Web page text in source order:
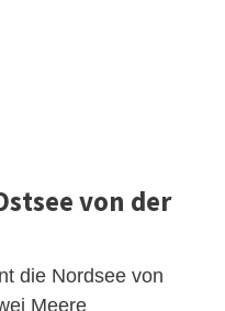
von der
die Nordsee von
Meere